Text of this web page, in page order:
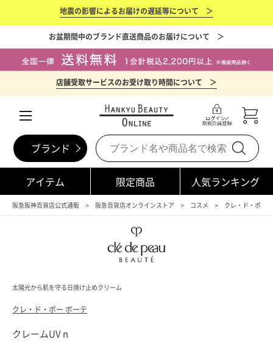
地震の影響によるお届けの遅延等について ＞
お盆期間中のブランド直送商品のお届けについて ＞
店舗受取サービスのお受け取り時間について ＞
ブランド
アイテム 限定商品 人気ランキング
阪急阪神百貨店公式通販 阪急百貨店オンラインストア コスメ クレ・ド・ポー
太陽光から肌を守る日焼け止めクリーム
クレ・ド・ポー ボーテ
クレームUV n